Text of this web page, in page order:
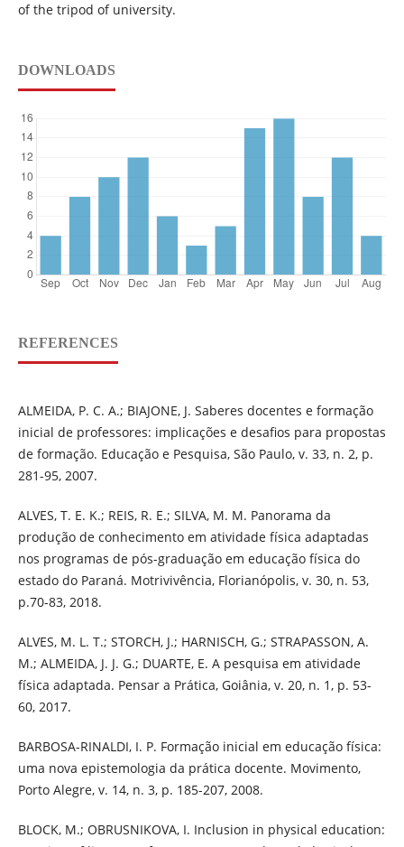
of the tripod of university.
DOWNLOADS
REFERENCES
ALMEIDA, P. C. A.; BIAJONE, J. Saberes docentes e formação
inicial de professores: implicações e desafios para propostas
de formação. Educação e Pesquisa, São Paulo, v. 33, n. 2, p.
281-95, 2007.
ALVES, T. E. K.; REIS, R. E.; SILVA, M. M. Panorama da
produção de conhecimento em atividade física adaptadas
nos programas de pós-graduação em educação física do
estado do Paraná. Motrivivência, Florianópolis, v. 30, n. 53,
p.70-83, 2018.
ALVES, M. L. T.; STORCH, J.; HARNISCH, G.; STRAPASSON, A.
M.; ALMEIDA, J. J. G.; DUARTE, E. A pesquisa em atividade
física adaptada. Pensar a Prática, Goiânia, v. 20, n. 1, p. 53-
60, 2017.
BARBOSA-RINALDI, I. P. Formação inicial em educação física:
uma nova epistemologia da prática docente. Movimento,
Porto Alegre, v. 14, n. 3, p. 185-207, 2008.
BLOCK, M.; OBRUSNIKOVA, I. Inclusion in physical education: